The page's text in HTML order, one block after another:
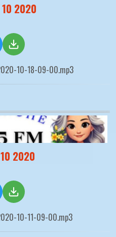
2020
10-18-09-00.mp3
2020
10-11-09-00.mp3